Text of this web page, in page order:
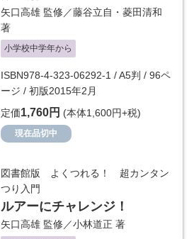
矢口高雄 監修／藤谷立自・菱田清和
著
小学校中学年から
ISBN978-4-323-06292-1 / A5判 / 96ペ
ージ / 初版2015年2月
定価1,760円 (本体1,600円+税)
現在品切中
図書館版 よくつれる！ 超カンタン
つり入門
ルアーにチャレンジ！
矢口高雄 監修／小林道正 著